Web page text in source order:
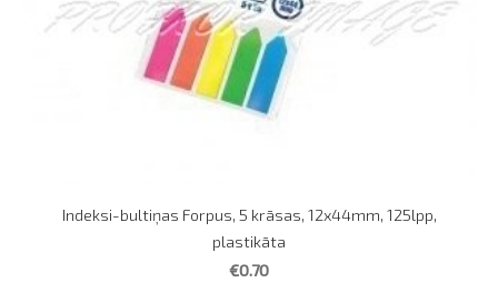
Indeksi-bultiņas Forpus, 5 krāsas, 12x44mm, 125lpp,
plastikāta
€0.70